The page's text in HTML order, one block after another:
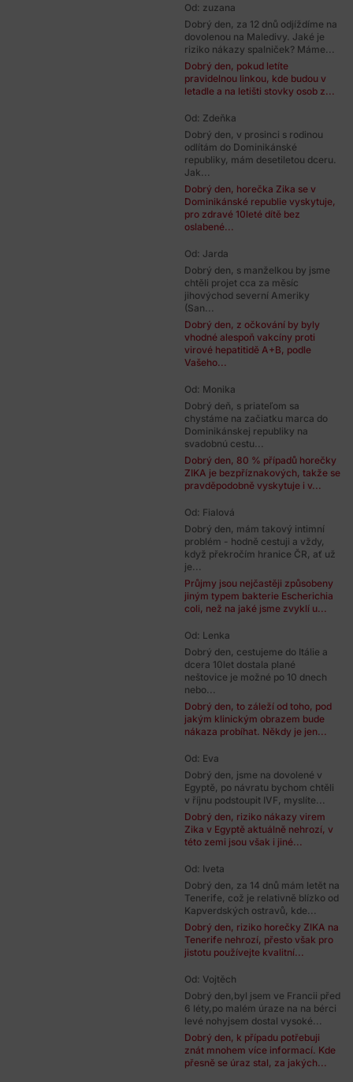
Od: zuzana
Dobrý den, za 12 dnů odjíždíme na
dovolenou na Maledivy. Jaké je
riziko nákazy spalniček? Máme...
Dobrý den, pokud letíte
pravidelnou linkou, kde budou v
letadle a na letišti stovky osob z...
Od: Zdeňka
Dobrý den, v prosinci s rodinou
odlítám do Dominikánské
republiky, mám desetiletou dceru.
Jak...
Dobrý den, horečka Zika se v
Dominikánské republie vyskytuje,
pro zdravé 10leté dítě bez
oslabené...
Od: Jarda
Dobrý den, s manželkou by jsme
chtěli projet cca za měsíc
jihovýchod severní Ameriky
(San...
Dobrý den, z očkování by byly
vhodné alespoň vakcíny proti
virové hepatitidě A+B, podle
Vašeho...
Od: Monika
Dobrý deň, s priateľom sa
chystáme na začiatku marca do
Dominikánskej republiky na
svadobnú cestu...
Dobrý den, 80 % případů horečky
ZIKA je bezpříznakových, takže se
pravděpodobně vyskytuje i v...
Od: Fialová
Dobrý den, mám takový intimní
problém - hodně cestuji a vždy,
když překročím hranice ČR, ať už
je...
Průjmy jsou nejčastěji způsobeny
jiným typem bakterie Escherichia
coli, než na jaké jsme zvyklí u...
Od: Lenka
Dobrý den, cestujeme do Itálie a
dcera 10let dostala plané
neštovice je možné po 10 dnech
nebo...
Dobrý den, to záleží od toho, pod
jakým klinickým obrazem bude
nákaza probíhat. Někdy je jen...
Od: Eva
Dobrý den, jsme na dovolené v
Egyptě, po návratu bychom chtěli
v říjnu podstoupit IVF, myslíte...
Dobrý den, riziko nákazy virem
Zika v Egyptě aktuálně nehrozí, v
této zemi jsou však i jiné...
Od: Iveta
Dobrý den, za 14 dnů mám letět na
Tenerife, což je relativně blízko od
Kapverdských ostravů, kde...
Dobrý den, riziko horečky ZIKA na
Tenerife nehrozí, přesto však pro
jistotu používejte kvalitní...
Od: Vojtěch
Dobrý den,byl jsem ve Francii před
6 léty,po malém úraze na na bérci
levé nohyjsem dostal vysoké...
Dobrý den, k případu potřebuji
znát mnohem více informací. Kde
přesně se úraz stal, za jakých...